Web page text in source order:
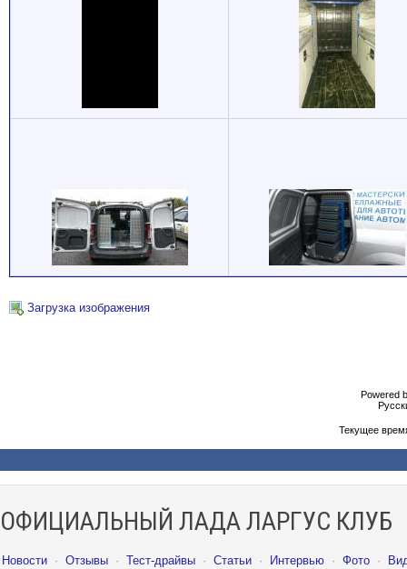
Загрузка изображения
Powered
Текущее
ОФИЦИАЛЬНЫЙ ЛАДА ЛАРГУС КЛУБ
Новости · Отзывы · Тест-драйвы · Статьи · Интервью · Фото ·